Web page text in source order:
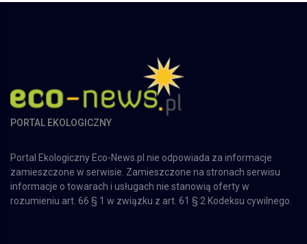
PORTAL EKOLOGICZNY
zamieszczone w serwisie. Zamieszczone na stronach serwisu
informacje o towarach i usługach nie stanowią oferty w
rozumieniu art. 66 § 1 w związku z art. 61 § 2 Kodeksu cywilnego.